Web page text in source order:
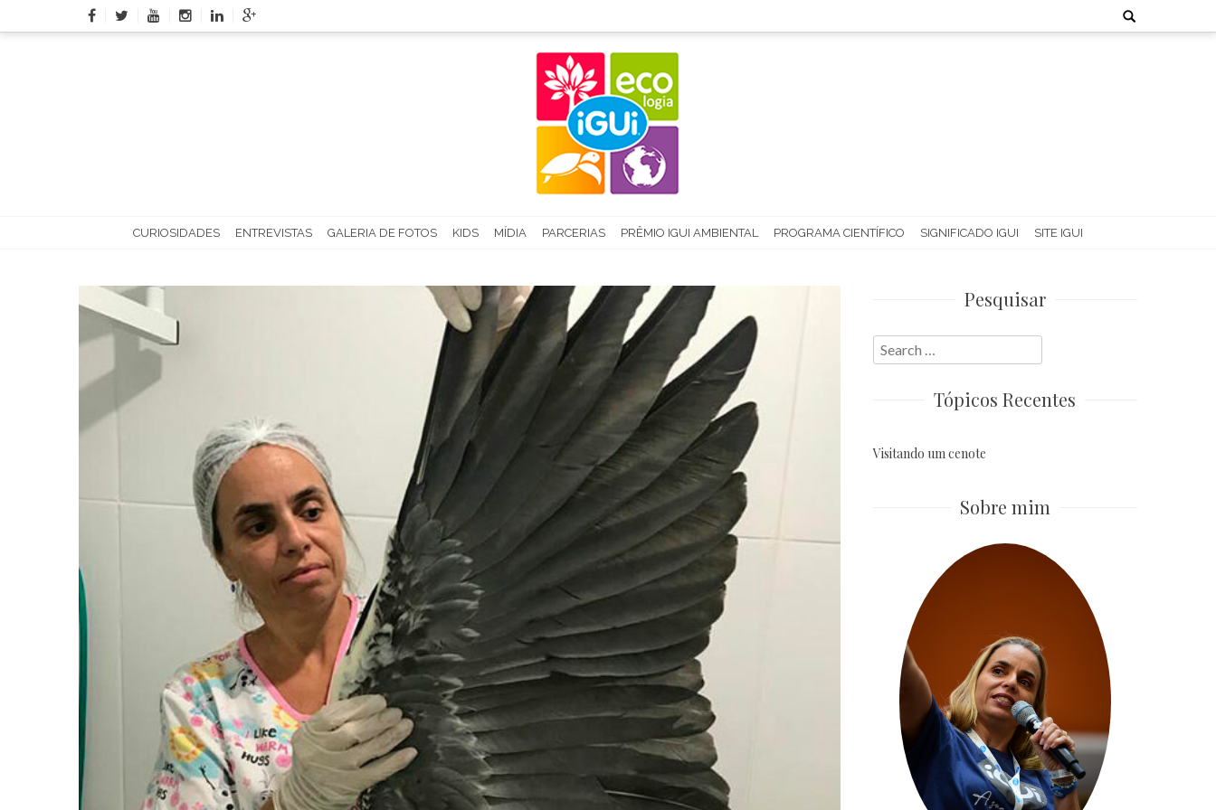
to
Search
for:
CURIOSIDADES ENTREVISTAS GALERIA DE FOTOS KIDS MÍDIA PARCERIAS PRÊMIO IGUI AMBIENTAL PROGRAMA CIENTÍFICO SIGNIFICADO IGUI SITE IGUI
Pesquisar
Search
for:
Tópicos Recentes
Visitando um cenote
Sobre mim